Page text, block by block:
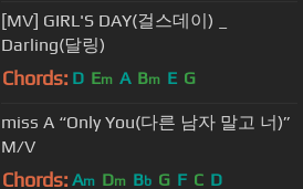
[MV] GIRL'S DAY(걸스데이) _
Darling(달링)
Chords: D Em A Bm E G
miss A “Only You(다른 남자 말고 너)”
M/V
Chords: Am Dm Bb G F C D